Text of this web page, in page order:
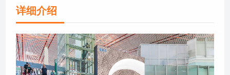
详细介绍